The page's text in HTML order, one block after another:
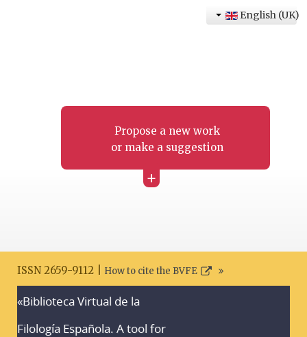
Propose a new work
or make a suggestion
+
English (UK)
ISSN 2659-9112 | How to cite the BVFE
«Biblioteca Virtual de la
Filología Española. A tool for